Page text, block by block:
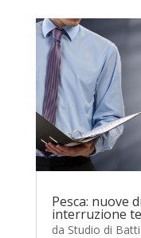
Pesca: nuove
interruzione
da Studio di